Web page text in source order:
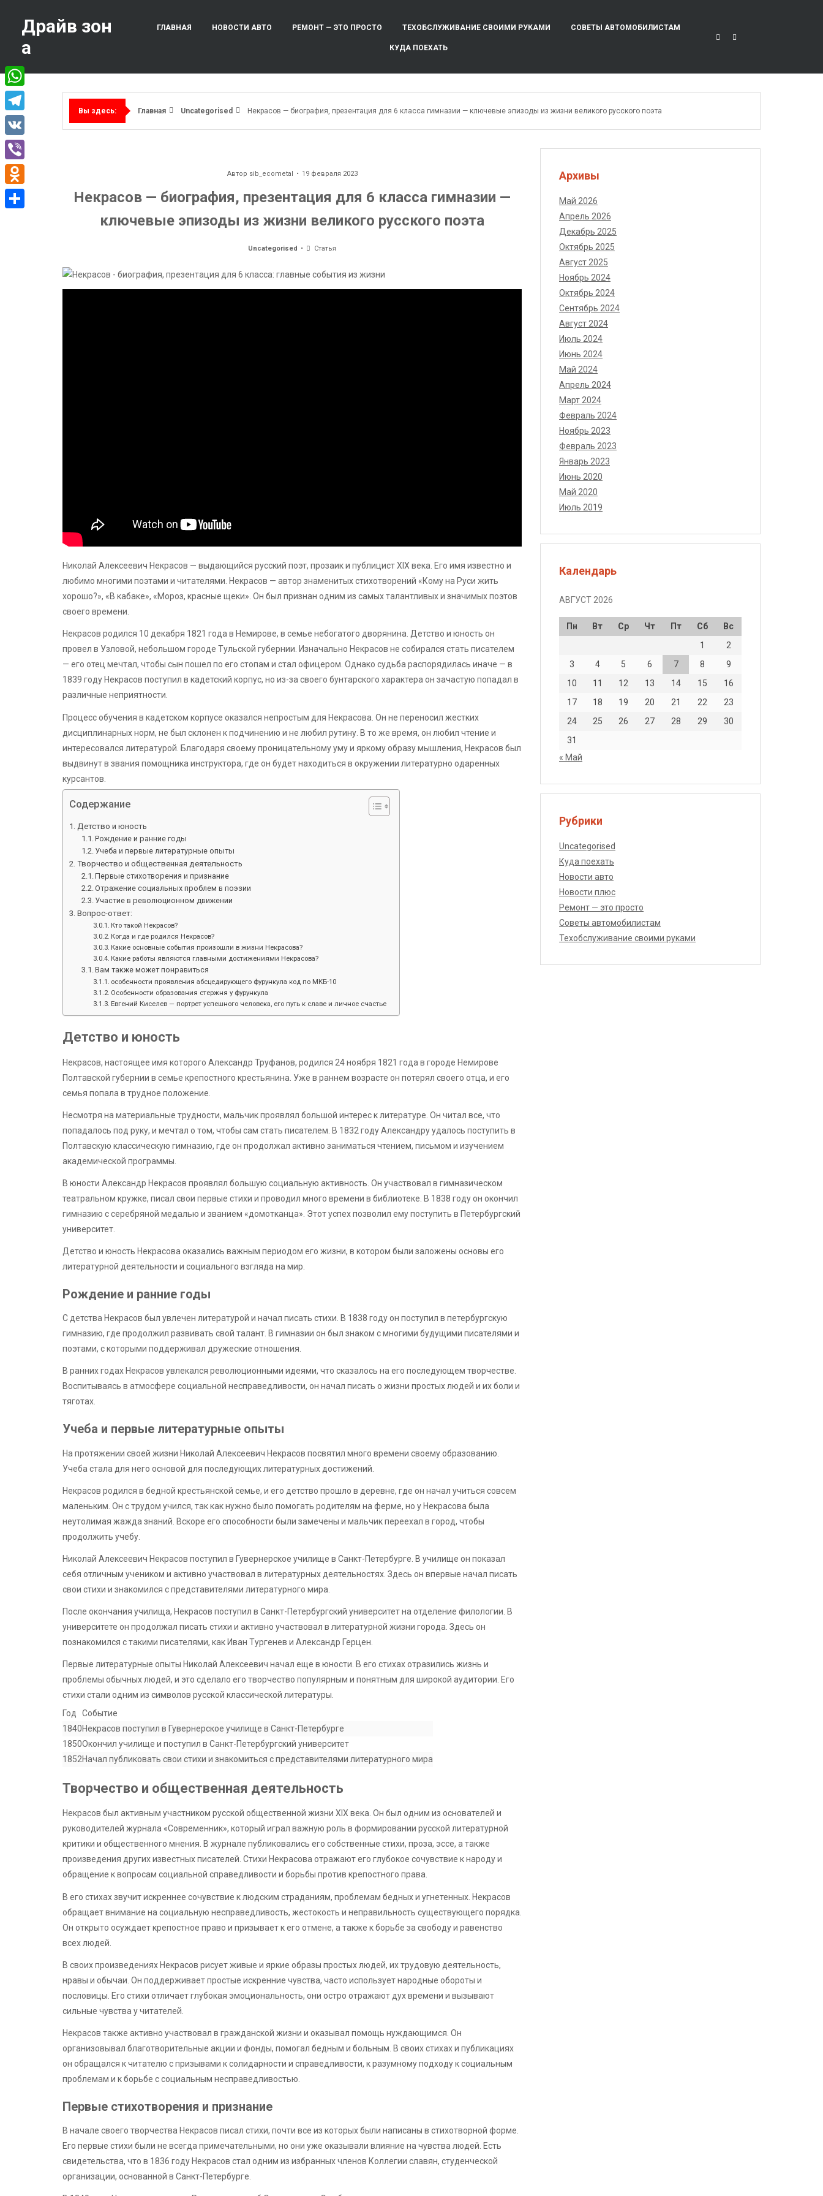
содержимому
Драйв зон
а
ГЛАВНАЯ НОВОСТИ АВТО РЕМОНТ — ЭТО ПРОСТО ТЕХОБСЛУЖИВАНИЕ СВОИМИ РУКАМИ СОВЕТЫ АВТОМОБИЛИСТАМ
КУДА ПОЕХАТЬ
Вы здесь: Главная Uncategorised Некрасов — биография, презентация для 6 класса гимназии — ключевые эпизоды из жизни великого русского поэта
Автор sib_ecometal 19 февраля 2023
Некрасов — биография, презентация для 6 класса гимназии —
ключевые эпизоды из жизни великого русского поэта
Uncategorised Статья
Николай Алексеевич Некрасов — выдающийся русский поэт, прозаик и публицист XIX века. Его имя известно и
любимо многими поэтами и читателями. Некрасов — автор знаменитых стихотворений «Кому на Руси жить
хорошо?», «В кабаке», «Мороз, красные щеки». Он был признан одним из самых талантливых и значимых поэтов
своего времени.
Некрасов родился 10 декабря 1821 года в Немирове, в семье небогатого дворянина. Детство и юность он
провел в Узловой, небольшом городе Тульской губернии. Изначально Некрасов не собирался стать писателем
— его отец мечтал, чтобы сын пошел по его стопам и стал офицером. Однако судьба распорядилась иначе — в
1839 году Некрасов поступил в кадетский корпус, но из-за своего бунтарского характера он зачастую попадал в
различные неприятности.
Процесс обучения в кадетском корпусе оказался непростым для Некрасова. Он не переносил жестких
дисциплинарных норм, не был склонен к подчинению и не любил рутину. В то же время, он любил чтение и
интересовался литературой. Благодаря своему проницательному уму и яркому образу мышления, Некрасов был
выдвинут в звания помощника инструктора, где он будет находиться в окружении литературно одаренных
курсантов.
Содержание
Детство и юность
Рождение и ранние годы
Учеба и первые литературные опыты
Творчество и общественная деятельность
Первые стихотворения и признание
Отражение социальных проблем в поэзии
Участие в революционном движении
Вопрос-ответ:
Кто такой Некрасов?
Когда и где родился Некрасов?
Какие основные события произошли в жизни Некрасова?
Какие работы являются главными достижениями Некрасова?
Вам также может понравиться
особенности проявления абсцедирующего фурункула код по МКБ-10
Особенности образования стержня у фурункула
Евгений Киселев — портрет успешного человека, его путь к славе и личное счастье
Детство и юность
Некрасов, настоящее имя которого Александр Труфанов, родился 24 ноября 1821 года в городе Немирове
Полтавской губернии в семье крепостного крестьянина. Уже в раннем возрасте он потерял своего отца, и его
семья попала в трудное положение.
Несмотря на материальные трудности, мальчик проявлял большой интерес к литературе. Он читал все, что
попадалось под руку, и мечтал о том, чтобы сам стать писателем. В 1832 году Александру удалось поступить в
Полтавскую классическую гимназию, где он продолжал активно заниматься чтением, письмом и изучением
академической программы.
В юности Александр Некрасов проявлял большую социальную активность. Он участвовал в гимназическом
театральном кружке, писал свои первые стихи и проводил много времени в библиотеке. В 1838 году он окончил
гимназию с серебряной медалью и званием «домотканца». Этот успех позволил ему поступить в Петербургский
университет.
Детство и юность Некрасова оказались важным периодом его жизни, в котором были заложены основы его
литературной деятельности и социального взгляда на мир.
Рождение и ранние годы
С детства Некрасов был увлечен литературой и начал писать стихи. В 1838 году он поступил в петербургскую
гимназию, где продолжил развивать свой талант. В гимназии он был знаком с многими будущими писателями и
поэтами, с которыми поддерживал дружеские отношения.
В ранних годах Некрасов увлекался революционными идеями, что сказалось на его последующем творчестве.
Воспитываясь в атмосфере социальной несправедливости, он начал писать о жизни простых людей и их боли и
тяготах.
Учеба и первые литературные опыты
На протяжении своей жизни Николай Алексеевич Некрасов посвятил много времени своему образованию.
Учеба стала для него основой для последующих литературных достижений.
Некрасов родился в бедной крестьянской семье, и его детство прошло в деревне, где он начал учиться совсем
маленьким. Он с трудом учился, так как нужно было помогать родителям на ферме, но у Некрасова была
неутолимая жажда знаний. Вскоре его способности были замечены и мальчик переехал в город, чтобы
продолжить учебу.
Николай Алексеевич Некрасов поступил в Гувернерское училище в Санкт-Петербурге. В училище он показал
себя отличным учеником и активно участвовал в литературных деятельностях. Здесь он впервые начал писать
свои стихи и знакомился с представителями литературного мира.
После окончания училища, Некрасов поступил в Санкт-Петербургский университет на отделение филологии. В
университете он продолжал писать стихи и активно участвовал в литературной жизни города. Здесь он
познакомился с такими писателями, как Иван Тургенев и Александр Герцен.
Первые литературные опыты Николай Алексеевич начал еще в юности. В его стихах отразились жизнь и
проблемы обычных людей, и это сделало его творчество популярным и понятным для широкой аудитории. Его
стихи стали одним из символов русской классической литературы.
Год
Событие
1840Некрасов поступил в Гувернерское училище в Санкт-Петербурге
1850Окончил училище и поступил в Санкт-Петербургский университет
1852Начал публиковать свои стихи и знакомиться с представителями литературного мира
Творчество и общественная деятельность
Некрасов был активным участником русской общественной жизни XIX века. Он был одним из основателей и
руководителей журнала «Современник», который играл важную роль в формировании русской литературной
критики и общественного мнения. В журнале публиковались его собственные стихи, проза, эссе, а также
произведения других известных писателей. Стихи Некрасова отражают его глубокое сочувствие к народу и
обращение к вопросам социальной справедливости и борьбы против крепостного права.
В его стихах звучит искреннее сочувствие к людским страданиям, проблемам бедных и угнетенных. Некрасов
обращает внимание на социальную несправедливость, жестокость и неправильность существующего порядка.
Он открыто осуждает крепостное право и призывает к его отмене, а также к борьбе за свободу и равенство
всех людей.
В своих произведениях Некрасов рисует живые и яркие образы простых людей, их трудовую деятельность,
нравы и обычаи. Он поддерживает простые искренние чувства, часто использует народные обороты и
пословицы. Его стихи отличает глубокая эмоциональность, они остро отражают дух времени и вызывают
сильные чувства у читателей.
Некрасов также активно участвовал в гражданской жизни и оказывал помощь нуждающимся. Он
организовывал благотворительные акции и фонды, помогал бедным и больным. В своих стихах и публикациях
он обращался к читателю с призывами к солидарности и справедливости, к разумному подходу к социальным
проблемам и к борьбе с социальным несправедливостью.
Первые стихотворения и признание
В начале своего творчества Некрасов писал стихи, почти все из которых были написаны в стихотворной форме.
Его первые стихи были не всегда примечательными, но они уже оказывали влияние на чувства людей. Есть
свидетельства, что в 1836 году Некрасов стал одним из избранных членов Коллегии славян, студенческой
организации, основанной в Санкт-Петербурге.
Архивы
Май 2026
Апрель 2026
Декабрь 2025
Октябрь 2025
Август 2025
Ноябрь 2024
Октябрь 2024
Сентябрь 2024
Август 2024
Июль 2024
Июнь 2024
Май 2024
Апрель 2024
Март 2024
Февраль 2024
Ноябрь 2023
Февраль 2023
Январь 2023
Июнь 2020
Май 2020
Июль 2019
Календарь
АВГУСТ 2026
Пн Вт Ср Чт Пт Сб
Вс
1
2
3
4 5 6 7 8
9
10
11 12 13 14 15
16
17
18 19 20 21 22
23
24
25 26 27 28 29
30
31
« Май
Рубрики
Uncategorised
Куда поехать
Новости авто
Новости плюс
Ремонт — это просто
Советы автомобилистам
Техобслуживание своими руками
WhatsApp
Telegram
VK
Viber
Odnoklassniki